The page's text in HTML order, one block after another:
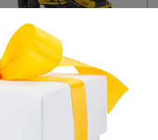
CUB CADET
Trattorino rasaerba XT2
-12%